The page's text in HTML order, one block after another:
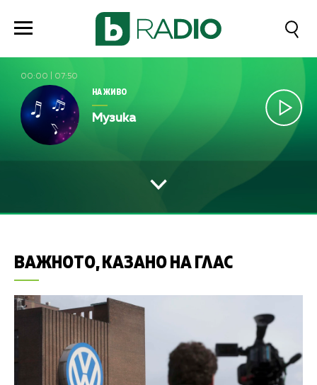
00:00 07:50
НА ЖИВО
Музика
ВАЖНОТО, КАЗАНО НА ГЛАС